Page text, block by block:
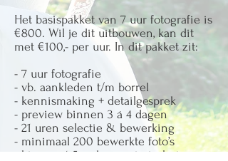
Het basispakket van 7 uur fotografie is
€800. Wil je dit uitbouwen, kan dit
met €100,- per uur. In dit pakket zit:
- 7 uur fotografie
- vb. aankleden t/m borrel
- kennismaking + detailgesprek
- preview binnen 3 á 4 dagen
- 21 uren selectie & bewerking
- minimaal 200 bewerkte foto’s
- binnen 4-5 weken serie in huis